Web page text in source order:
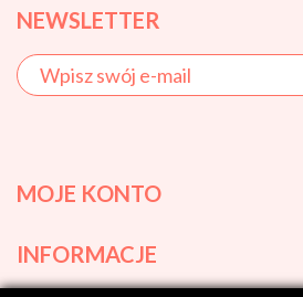
NEWSLETTER
MOJE KONTO
INFORMACJE